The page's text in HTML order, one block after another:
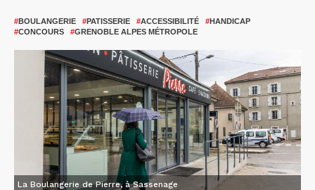
#BOULANGERIE #PATISSERIE #ACCESSIBILITÉ #HANDICAP
#CONCOURS #GRENOBLE ALPES MÉTROPOLE
La Boulangerie de Pierre, à Sassenage